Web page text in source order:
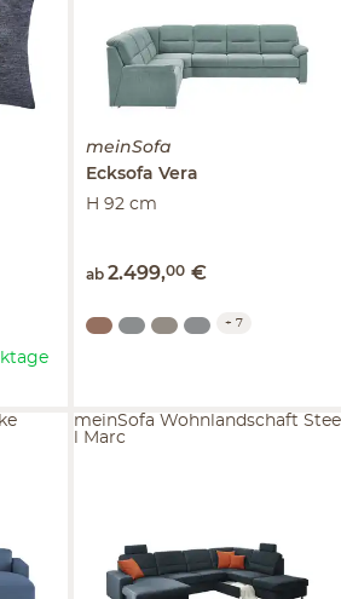
meinSofa
Ecksofa Vera
H 92 cm
ab 2.499,00 €
+ 7
meinSofa Wohnlandschaft Stee
l Marc